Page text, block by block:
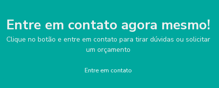
Entre em contato agora mesmo!
Clique no botão e entre em contato para tirar dúvidas ou solicitar
um orçamento
Entre em contato